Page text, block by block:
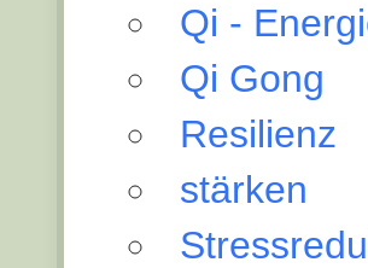
Qi -
Qi Gong
Resilienz
stärken